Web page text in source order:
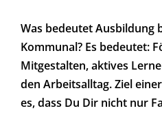
Was bedeutet Ausbildung
Kommunal? Es bedeutet:
Mitgestalten, aktives
den Arbeitsalltag. Ziel
es, dass Du Dir nicht nur